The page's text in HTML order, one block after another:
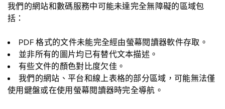
我們的網站和數碼服務中可能未達完全無障礙的區域包
括：
PDF 格式的文件未能完全經由螢幕閱讀器軟件存取。
並非所有的圖片均已有替代文本描述。
有些文件的顏色對比度欠佳。
我們的網站、平台和線上表格的部分區域，可能無法僅
使用鍵盤或在使用螢幕閱讀器時完全導航。